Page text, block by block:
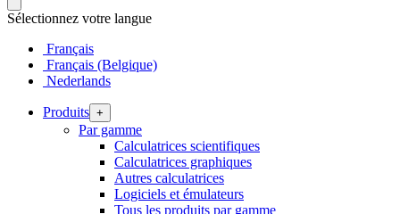
Sélectionnez votre langue
Français
Français (Belgique)
Nederlands
Produits +
Par gamme
Calculatrices scientifiques
Calculatrices graphiques
Autres calculatrices
Logiciels et émulateurs
Tous les produits par gamme